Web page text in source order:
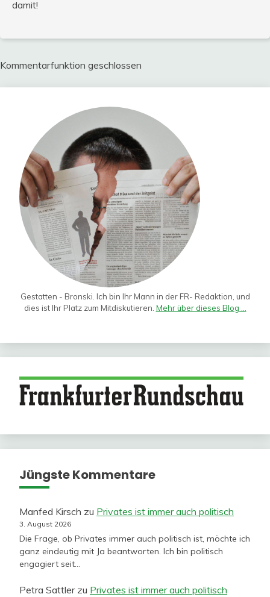
damit!
Kommentarfunktion geschlossen
Gestatten - Bronski. Ich bin Ihr Mann in der FR- Redaktion, und
dies ist Ihr Platz zum Mitdiskutieren. Mehr über dieses Blog ...
Jüngste Kommentare
Manfed Kirsch zu Privates ist immer auch politisch
3. August 2026
Die Frage, ob Privates immer auch politisch ist, möchte ich
ganz eindeutig mit Ja beantworten. Ich bin politisch
engagiert seit…
Petra Sattlerzu Privates ist immer auch politisch